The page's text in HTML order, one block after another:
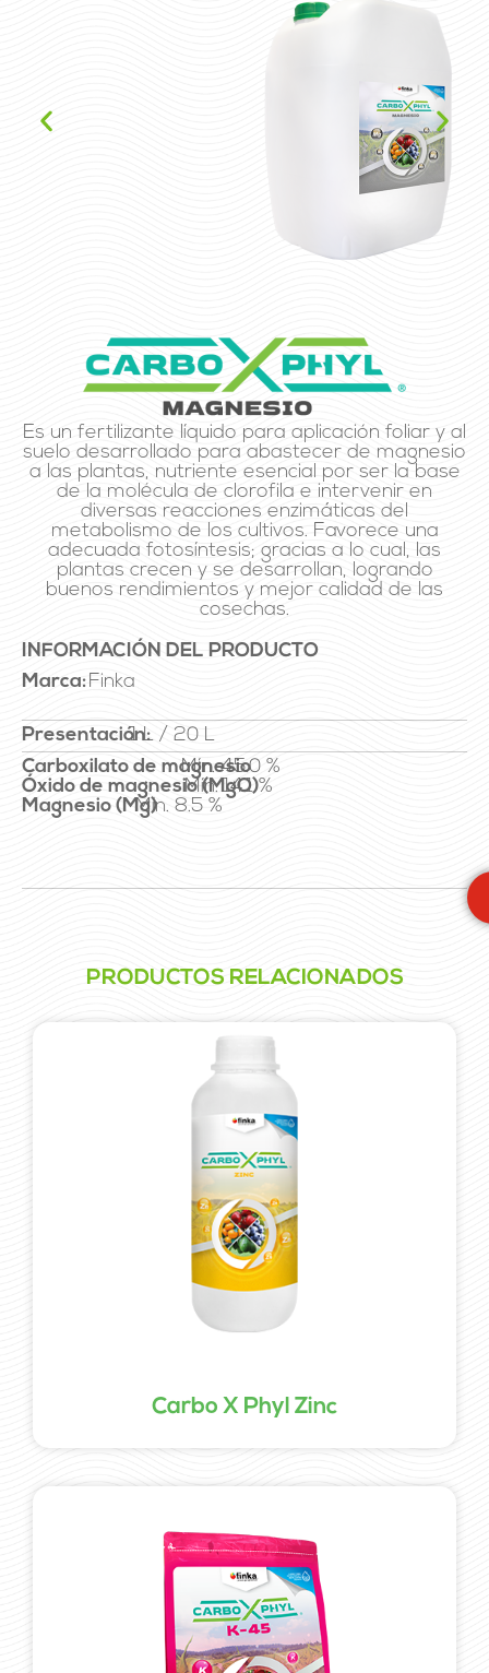
Es un fertilizante líquido para aplicación foliar y al
suelo desarrollado para abastecer de magnesio
a las plantas, nutriente esencial por ser la base
de la molécula de clorofila e intervenir en
diversas reacciones enzimáticas del
metabolismo de los cultivos. Favorece una
adecuada fotosíntesis; gracias a lo cual, las
plantas crecen y se desarrollan, logrando
buenos rendimientos y mejor calidad de las
cosechas.
INFORMACIÓN DEL PRODUCTO
Marca:Finka
Presentación:1 L / 20 L
Carboxilato de magnesio
Mín. 45.0 %
Óxido de magnesio (MgO)
Mín. 14.1 %
Magnesio (Mg)Mín. 8.5 %
PRODUCTOS RELACIONADOS
Carbo X Phyl Zinc